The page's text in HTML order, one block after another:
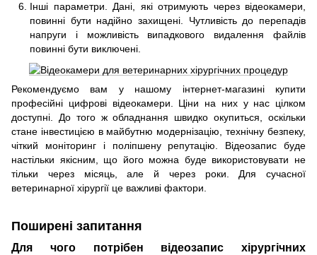
Інші параметри. Дані, які отримують через відеокамери,
повинні бути надійно захищені. Чутливість до перепадів
напруги і можливість випадкового видалення файлів
повинні бути виключені.
Рекомендуємо вам у нашому інтернет-магазині купити
професійні цифрові відеокамери. Ціни на них у нас цілком
доступні. До того ж обладнання швидко окупиться, оскільки
стане інвестицією в майбутню модернізацію, технічну безпеку,
чіткий моніторинг і поліпшену репутацію. Відеозапис буде
настільки якісним, що його можна буде використовувати не
тільки через місяць, але й через роки. Для сучасної
ветеринарної хірургії це важливі фактори.
Поширені запитання
Для чого потрібен відеозапис хірургічних